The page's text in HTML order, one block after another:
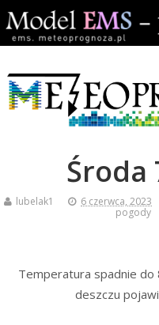
Środa
lubelak1 6 czerwca, 2023
pogody
Temperatura spadnie do
deszczu